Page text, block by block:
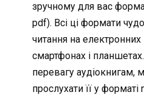
зручному для вас
pdf). Всі ці формати
читання на
смартфонах і
перевагу аудіокнигам,
прослухати її у форматі